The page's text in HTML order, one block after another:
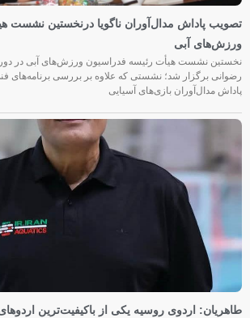
تصویب پاداش مدال‌آوران ناگویا درنخستین نشست
ورزش‌های آبی
نخستین نشست هیأت رئیسه فدراسیون ورزش‌های آبی در
رضوانی برگزار شد؛ نشستی که علاوه بر بررسی برنامه‌های
پاداش مدال‌آوران بازی‌های آسیایی
طاهریان: اردوی روسیه یکی از باکیفیت‌ترین